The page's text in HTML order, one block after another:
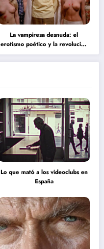
La vampiresa desnuda: el
erotismo poético y la revolución
psicodélica de Jean Rollin
Lo que mató a los videoclubs en
España